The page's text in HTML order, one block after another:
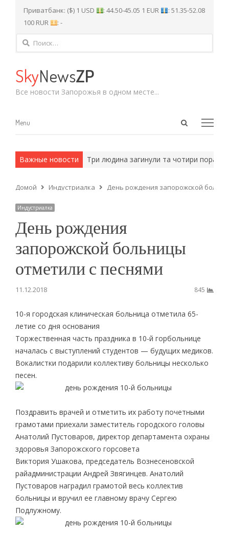
Приватбанк: ($) 1 USD : 44.50-45.05 1 EUR
: 51.35-52.08
100 RUR
: -
Найти:
SkyNewsZP
Все новости Запорожья в одном месте...
Open
Menu
Menu
Важные новости
армейские методы. Три людина загинули та чотири
Домой Индустриалка День рождения запорожской
Индустриалка
День рождения
запорожской больницы
отметили с песнями
11.12.2018 845
10-я городская клиническая больница отметила 65-
летие со дня основания
Торжественная часть праздника в 10-й горбольнице
началась с выступлений студентов — будущих медиков.
Вокалистки подарили коллективу больницы несколько
песен.
Поздравить врачей и отметить их работу почетными
грамотами приехали заместитель городского головы
Анатолий Пустоваров, директор департамента охраны
здоровья Запорожского горсовета
Виктория Ушакова, председатель Вознесеновской
райадминистрации Андрей Звягинцев. Анатолий
Пустоваров наградил грамотой весь коллектив
больницы и вручил ее главному врачу Сергею
Подлужному.